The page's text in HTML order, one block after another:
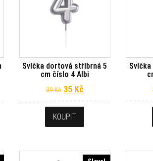
byla: 39 Kč.
cena je: 35 Kč.
Svíčka dortová stříbrná 5
cm číslo 4 Albi
39Kč Původní cena byla: 39
35 KčAktuální cena je:
KOUPIT